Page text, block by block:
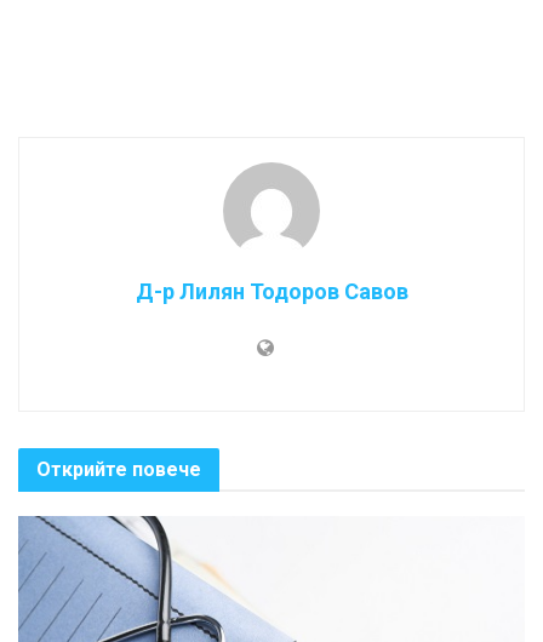
Д-р Лилян Тодоров Савов
Открийте повече